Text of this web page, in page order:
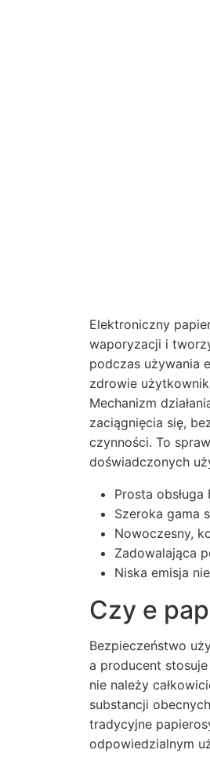
Elektroniczny
waporyzacji i
podczas używania
zdrowie
Mechanizm
zaciągnięcia się,
czynności. To
doświadczonych
Prosta
Szeroka gama
Nowoczesny,
Zadowalająca
Niska emisja
Czy e
Bezpieczeństwo
a producent stosuje
nie należy
substancji
tradycyjne
odpowiedzialnym